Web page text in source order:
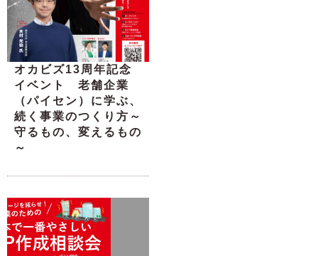
オカビズ13周年記念
イベント 老舗企業
（パイセン）に学ぶ、
続く事業のつくり方～
守るもの、変えるもの
～